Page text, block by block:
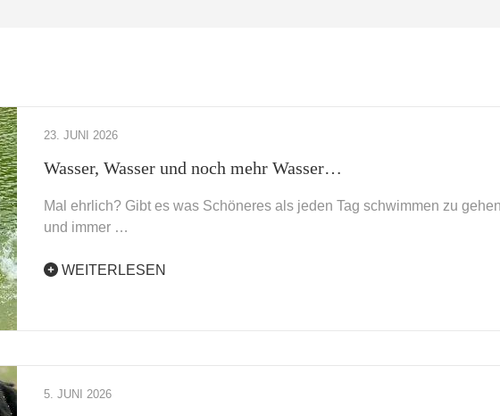
23. JUNI 2026
Wasser, Wasser und noch mehr Wasser…
Mal ehrlich? Gibt es was Schöneres als jeden Tag schwimmen zu
und immer …
WEITERLESEN
5. JUNI 2026